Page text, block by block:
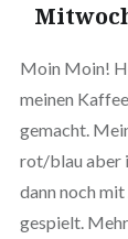
Moin Moin!
meinen
gemacht.
rot/blau aber
dann noch
gespielt.